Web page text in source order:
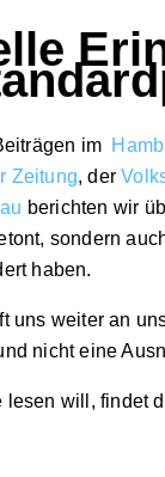
im
Zeitung, der
berichten wir
sondern
haben.
uns weiter an
nicht eine
lesen will, findet